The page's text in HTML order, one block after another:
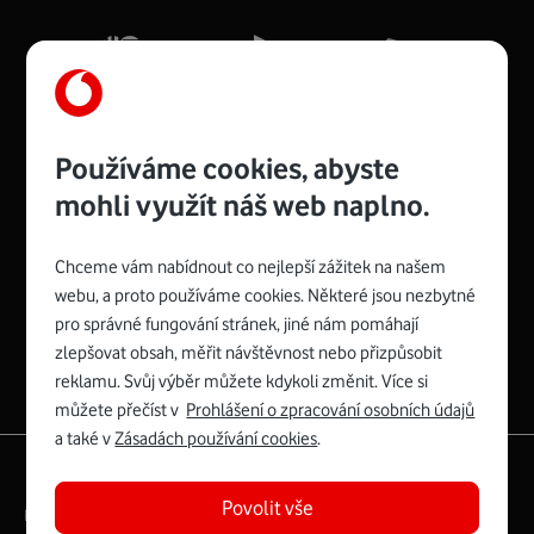
Více o COMPAL CH7465VF
Zyxel VMG8623-T50B:
Rozměry modemu jsou 16 x 22 x 7,5 cm (včetně stojánku)
a nabízí 4 gigabitové LAN porty a bezdrátové připojení Wi-
Fi ve verzích 802.11 b/g/n/ac pro frekvenci 2,4 GHz a
Mb/s.
Více o Zyxel VMG8623-T50B
Spojte se s Vodafonem
Právní­ podmí­nky
Ochrana soukromí­
Používáme cookies, abyste
mohli využít náš web naplno.
Chceme vám nabídnout co nejlepší zážitek na našem
webu, a proto používáme cookies. Některé jsou nezbytné
pro správné fungování stránek, jiné nám pomáhají
zlepšovat obsah, měřit návštěvnost nebo přizpůsobit
reklamu. Svůj výběr můžete kdykoli změnit. Více si
můžete přečíst v Prohlášení o zpracování osobních údajů
a také vZásadách používání cookies.
Povolit vše